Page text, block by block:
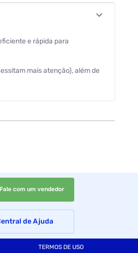
e rápida para
mais atenção), além de
Fale com um vendedor
de Ajuda
TERMOS DE USO